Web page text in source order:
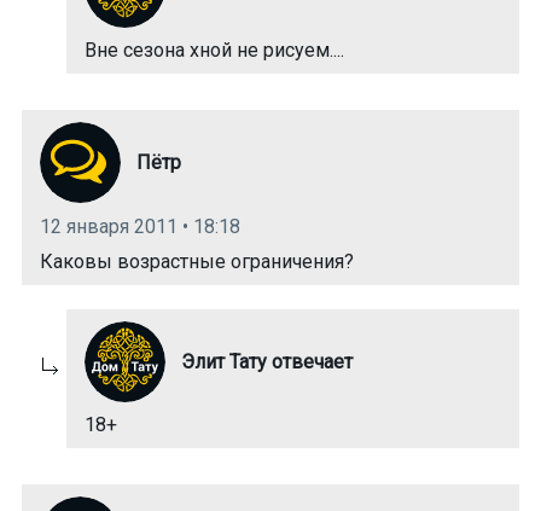
Вне сезона хной не рисуем....
Пётр
12 января 2011 • 18:18
Каковы возрастные ограничения?
Элит Тату отвечает
18+